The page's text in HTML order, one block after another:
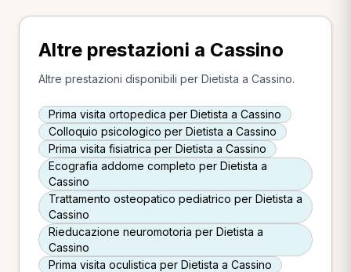
Altre prestazioni a Cassino
Altre prestazioni disponibili per Dietista a Cassino.
Prima visita ortopedica per Dietista a Cassino
Colloquio psicologico per Dietista a Cassino
Prima visita fisiatrica per Dietista a Cassino
Ecografia addome completo per Dietista a
Cassino
Trattamento osteopatico pediatrico per Dietista a
Cassino
Rieducazione neuromotoria per Dietista a
Cassino
Prima visita oculistica per Dietista a Cassino